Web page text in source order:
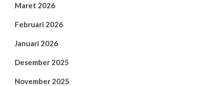
Maret 2026
Februari 2026
Januari 2026
Desember 2025
November 2025